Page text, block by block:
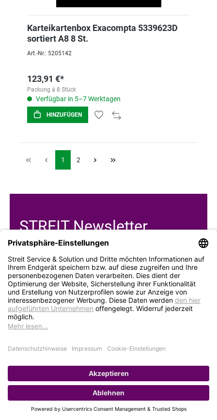
Karteikartenbox Exacompta 5339623D
sortiert A8 8 St.
Art.-Nr.: 5205142
123,91 €*
Packung á 8 Stück
Verfügbar in 5–7 Werktagen
HINZUFÜGEN
1 2
STREIT Newsletter
Neue Produkte, Blogbeiträge, Eventeinladungen und
vieles mehr
Bleiben Sie auf dem Laufenden und abonnieren Sie
gerne unseren Newsletter:
Service